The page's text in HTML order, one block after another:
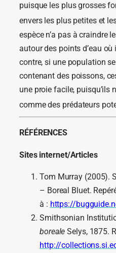
puisque les plus grosses
envers les plus petites et
espèce n’a pas à craindre
autour des points d’eau
contre, si une population
contenant des poissons,
une proie facile, puisqu’ils
comme des prédateurs
RÉFÉRENCES
Sites internet/Articles
Tom Murray (2005).
– Boreal Bluet.
à : https://
Smithsonian
boreale Selys, 1875.
http://